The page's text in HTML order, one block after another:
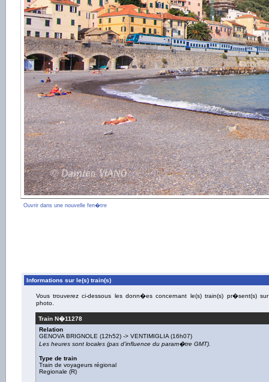
Ouvrir dans une nouvelle fen�tre
Informations sur le(s) train(s)
Vous trouverez ci-dessous les donn�es concernant le(s) train(s) pr�sent(s)
photo.
Train N�11278
Relation
GENOVA BRIGNOLE (12h52) -> VENTIMIGLIA (16h07)
Les heures sont locales (pas d'influence du param�tre GMT).
Type de train
Train de voyageurs régional
Regionale (R)